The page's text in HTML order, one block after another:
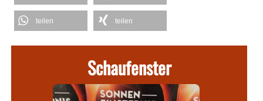
teilen teilen
Schaufenster